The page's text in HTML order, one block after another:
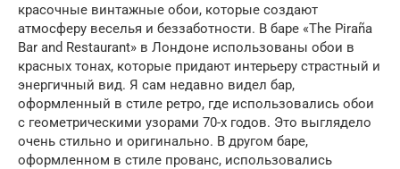
красочные винтажные обои, которые создают
атмосферу веселья и беззаботности. В баре «The Piraña
Bar and Restaurant» в Лондоне использованы обои в
красных тонах, которые придают интерьеру страстный и
энергичный вид. Я сам недавно видел бар,
оформленный в стиле ретро, где использовались обои
с геометрическими узорами 70-х годов. Это выглядело
очень стильно и оригинально. В другом баре,
оформленном в стиле прованс, использовались